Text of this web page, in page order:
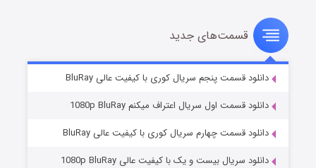
سریال زشت
قسمت۵ (زیرنویس) منتشر شد
قسمت‌های جدید
دانلود قسمت پنجم سریال کوری با کیفیت عالی BluRay
دانلود قسمت اول سریال اعتراف میکنم 1080p BluRay
دانلود قسمت چهارم سریال کوری با کیفیت عالی BluRay
دانلود سریال بیست و یک با کیفیت عالی 1080p BluRay